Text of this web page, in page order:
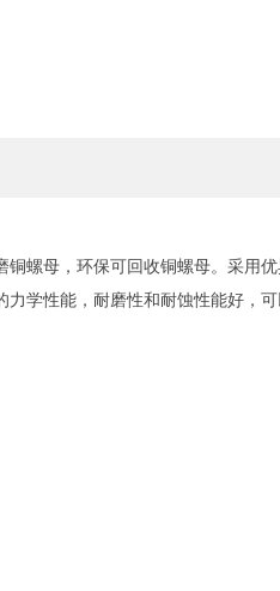
螺母，环保可回收铜螺母。采用
学性能，耐磨性和耐蚀性能好，